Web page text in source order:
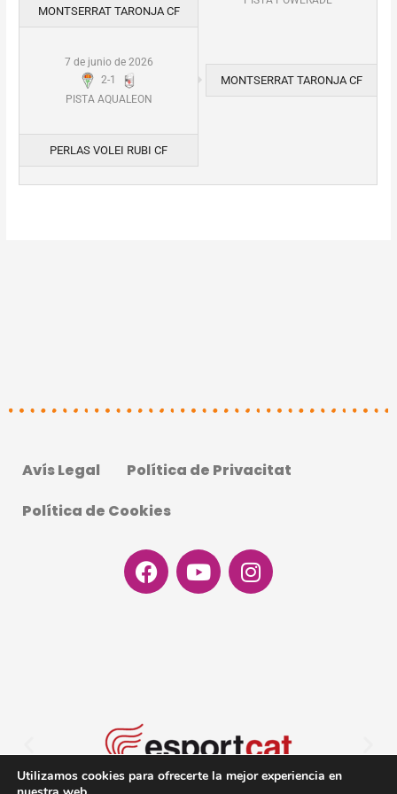
MONTSERRAT TARONJA CF
7 de junio de 2026
2-1
PISTA AQUALEON
MONTSERRAT TARONJA CF
PERLAS VOLEI RUBI CF
Avís Legal
Política de Privacitat
Política de Cookies
Facebook
YoutubeInstagram
Utilizamos cookies para ofrecerte la mejor experiencia en